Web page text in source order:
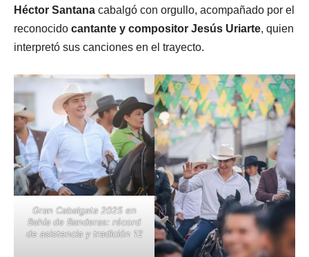
Héctor Santana cabalgó con orgullo, acompañado por el
reconocido cantante y compositor Jesús Uriarte, quien
interpretó sus canciones en el trayecto.
Gran Cabalgata 2025 en
Bahía de Banderas: récord
de asistencia y tradición 12